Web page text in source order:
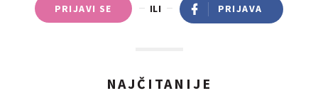
PRIJAVI SE ILI PRIJAVA
NAJČITANIJE